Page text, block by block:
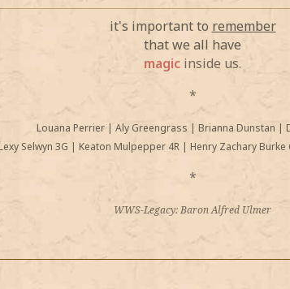
it's important to remember
that we all have
magic inside us.
*
Louana Perrier| Aly Greengrass | Brianna Dunstan |
Lexy Selwyn 3G | Keaton Mulpepper 4R | Henry Zachary Burke
*
WWS-Legacy: Baron Alfred Ulmer